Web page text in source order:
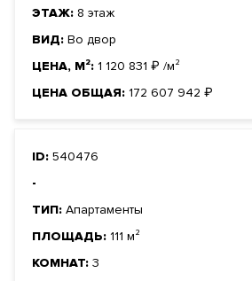
ЭТАЖ: 8 этаж
ВИД: Во двор
ЦЕНА, М²: 1 120 831 ₽ /м²
ЦЕНА ОБЩАЯ: 172 607 942 ₽
ID: 540476
-
ТИП: Апартаменты
ПЛОЩАДЬ: 111 м²
КОМНАТ: 3